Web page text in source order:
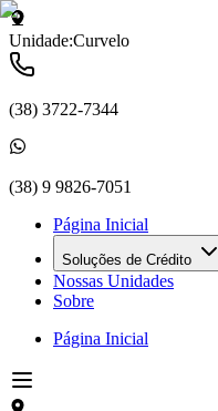
Unidade:Curvelo
(38) 3722-7344
(38) 9 9826-7051
Página Inicial
Soluções de Crédito
Nossas Unidades
Sobre
Página Inicial